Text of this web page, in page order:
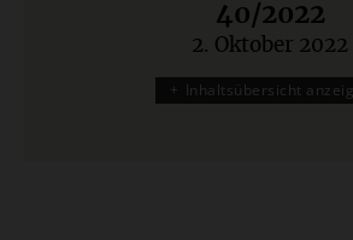
40/2022
:
2. Oktober 2022
Inhaltsübersicht